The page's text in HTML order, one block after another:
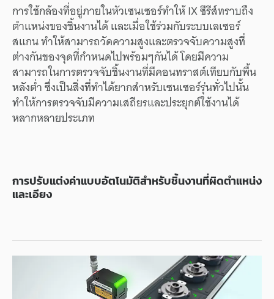
การใช้กล้องที่อยู่ภายในหัวเซนเซอร์ทำให้ IX ซีรีส์ทราบถึง
ตำแหน่งของชิ้นงานได้ และเมื่อใช้ร่วมกับระบบเลเซอร์
สแกน ทำให้สามารถวัดความสูงและตรวจจับความสูงที่
ต่างกันของจุดที่กำหนดไปพร้อมๆกันได้ โดยมีความ
สามารถในการตรวจจับชิ้นงานที่มีคอนทราสต์เทียบกับพื้น
หลังต่ำ ซึ่งเป็นสิ่งที่ทำได้ยากสำหรับเซนเซอร์รุ่นทั่วไปนั้น
ทำให้การตรวจจับมีความเสถียรและประยุกต์ใช้งานได้
หลากหลายประเภท
การปรับแต่งค่าแบบอัตโนมัติสำหรับชิ้นงานที่ผิดตำแหน่ง
และเอียง